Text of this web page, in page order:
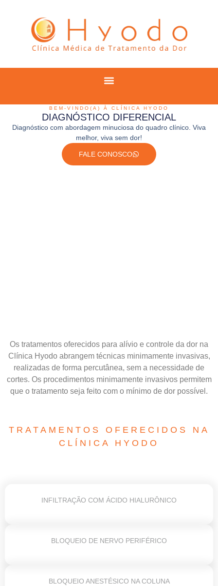
BEM-VINDO(A) À CLÍNICA HYODO
DIAGNÓSTICO DIFERENCIAL
Diagnóstico com abordagem minuciosa do quadro clínico. Viva
melhor, viva sem dor!
FALE CONOSCO
Os tratamentos oferecidos para alívio e controle da dor na
Clínica Hyodo abrangem técnicas minimamente invasivas,
realizadas de forma percutânea, sem a necessidade de
cortes. Os procedimentos minimamente invasivos permitem
que o tratamento seja feito com o mínimo de dor possível.
TRATAMENTOS OFERECIDOS NA
CLÍNICA HYODO
INFILTRAÇÃO COM ÁCIDO HIALURÔNICO
BLOQUEIO DE NERVO PERIFÉRICO
BLOQUEIO ANESTÉSICO NA COLUNA